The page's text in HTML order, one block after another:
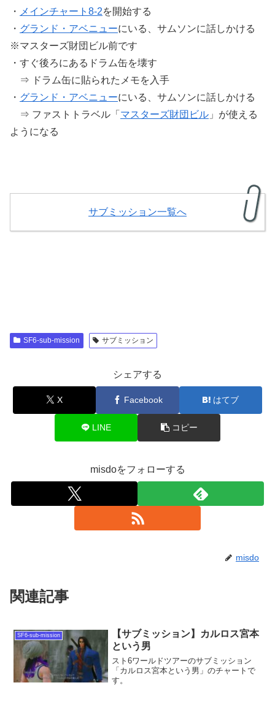
・ メインチャート8-2を開始する
・ グランド・アベニューにいる、サムソンに話しかける
※マスターズ財団ビル前です
・すぐ後ろにあるドラム缶を壊す
⇒ ドラム缶に貼られたメモを入手
・ グランド・アベニューにいる、サムソンに話しかける
⇒ ファストトラベル「 マスターズ財団ビル 」が使える
ようになる
サブミッション一覧へ
SF6-sub-mission サブミッション
シェアする
X Facebook はてブ
LINE コピー
misdoをフォローする
misdo
関連記事
SF6-sub-mission
【サブミッション】カルロス宮本
という男
スト6ワールドツアーのサブミッション
「カルロス宮本という男」のチャートで
す。